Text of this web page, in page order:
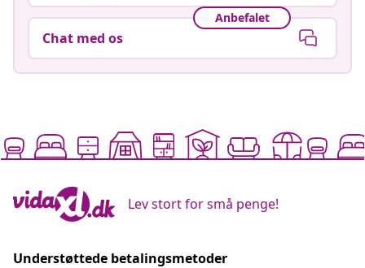
Anbefalet
Chat med os
Lev stort for små penge!
Understøttede betalingsmetoder